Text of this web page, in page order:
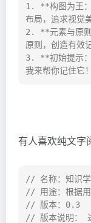
1. **构图为王：
布局，追求视觉
2. **元素与原
原则，创造有效
3. **初始提示：
我来帮你记住它
有人喜欢纯文字
// 名称：知识学
// 用途：根据用
// 版本：0.3
// 版本说明： 进